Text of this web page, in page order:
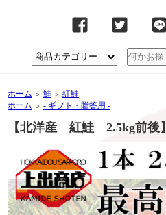
ホーム ＞ 鮭 ＞ 紅鮭
ホーム ＞ - ギフト・贈答用 -
【北洋産 紅鮭 2.5kg前後】